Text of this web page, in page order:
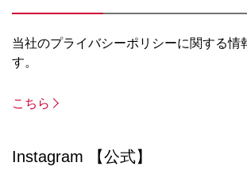
当社のプライバシーポリシーに関する情
す。
こちら
Instagram 【公式】